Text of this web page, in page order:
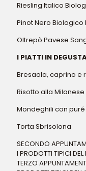
Riesling Italico
Pinot Nero Biologico
Oltrepò Pavese
I PIATTI IN
Bresaola, caprino e
Risotto alla Milanese
Mondeghili con puré
Torta Sbrisolona
SECONDO
I PRODOTTI TIPICI DEL
TERZO